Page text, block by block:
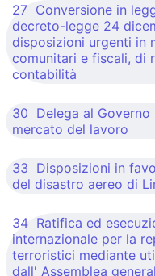
27 Conversione in
decreto-legge 24
disposizioni urgenti in
comunitari e fiscali, di
contabilità
30 Delega al
mercato del lavoro
33 Disposizioni in
del disastro aereo di
34 Ratifica ed
internazionale per la
terroristici mediante
dall' Assemblea